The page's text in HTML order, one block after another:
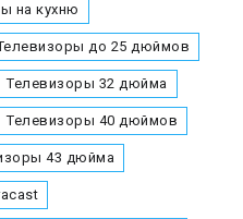
на кухню
до 25 дюймов
Телевизоры 32 дюйма
Телевизоры 40 дюймов
43 дюйма